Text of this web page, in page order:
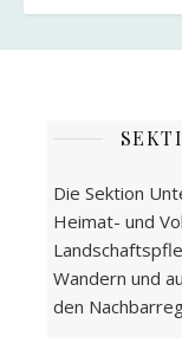
Die Sektion
Heimat- und
Wandern und
den